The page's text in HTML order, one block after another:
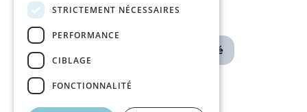
Santé
STRICTEMENT NÉCESSAIRES
PERFORMANCE
CIBLAGE
FONCTIONNALITÉ